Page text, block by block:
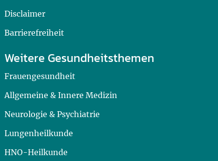
Disclaimer
Barrierefreiheit
Weitere Gesundheitsthemen
Frauengesundheit
Allgemeine & Innere Medizin
Neurologie & Psychiatrie
Lungenheilkunde
HNO-Heilkunde